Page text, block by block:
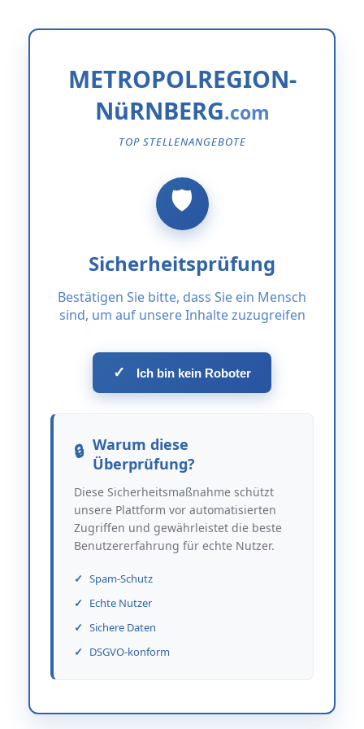
METROPOLREGION-
NüRNBERG
TOP STELLENANGEBOTE
Sicherheitsprüfung
Bestätigen Sie bitte, dass Sie ein Mensch
sind, um auf unsere Inhalte zuzugreifen
✓ Ich bin kein Roboter
Warum diese
Überprüfung?
Diese Sicherheitsmaßnahme schützt
unsere Plattform vor automatisierten
Zugriffen und gewährleistet die beste
Benutzererfahrung für echte Nutzer.
Spam-Schutz
Echte Nutzer
Sichere Daten
DSGVO-konform